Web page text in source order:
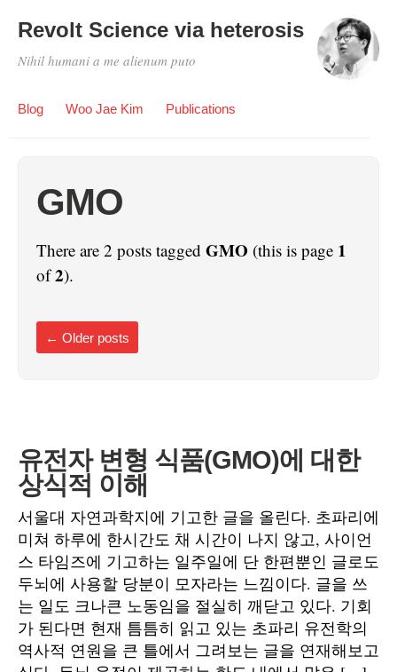
Revolt Science via heterosis
Nihil humani a me alienum puto
Blog Woo Jae Kim Publications
GMO
There are 2 posts tagged GMO (this is page 1
of2).
← Older posts
유전자 변형 식품(GMO)에 대한
상식적 이해
서울대 자연과학지에 기고한 글을 올린다. 초파리에
미쳐 하루에 한시간도 채 시간이 나지 않고, 사이언
스 타임즈에 기고하는 일주일에 단 한편뿐인 글로도
두뇌에 사용할 당분이 모자라는 느낌이다. 글을 쓰
는 일도 크나큰 노동임을 절실히 깨닫고 있다. 기회
가 된다면 현재 틈틈히 읽고 있는 초파리 유전학의
역사적 연원을 큰 틀에서 그려보는 글을 연재해보고